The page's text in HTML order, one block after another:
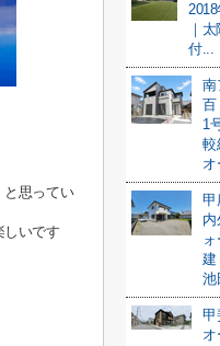
と思ってい
しいです
｜
付...
南
百
1
較
オ
甲
内
建
池
甲
オ